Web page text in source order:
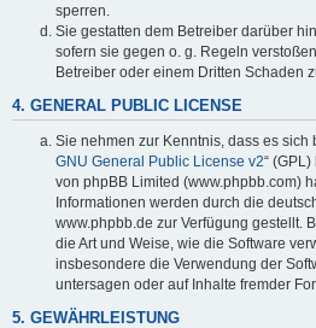
sperren.
Sie gestatten dem Betreiber darüber
sofern sie gegen o. g. Regeln
Betreiber oder einem Dritten Schaden
4. GENERAL PUBLIC LICENSE
Sie nehmen zur Kenntnis, dass es sich
GNU General Public License v2“
von phpBB Limited (www.phpbb.com)
Informationen werden durch die
www.phpbb.de zur Verfügung gestellt.
die Art und Weise, wie die Software
insbesondere die Verwendung der
untersagen oder auf Inhalte fremder
5. GEWÄHRLEISTUNG